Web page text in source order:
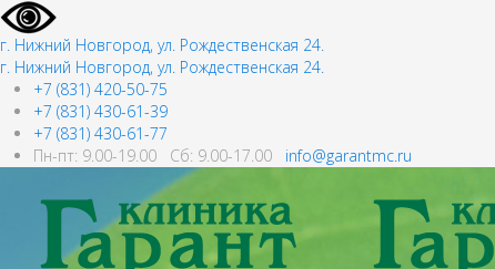
г. Нижний Новгород, ул. Рождественская 24.
г. Нижний Новгород, ул. Рождественская 24.
+7 (831) 420-50-75
+7 (831) 430-61-39
+7 (831) 430-61-77
Пн-пт: 9.00-19.00 Сб: 9.00-17.00 info@garantmc.ru